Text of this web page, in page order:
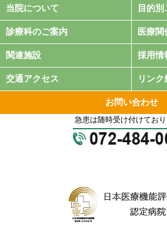
当院について 目的別
診療科のご案内 医療関
関連施設 採用情
交通アクセス リンク
お問い合わせ
急患は随時受け付けており